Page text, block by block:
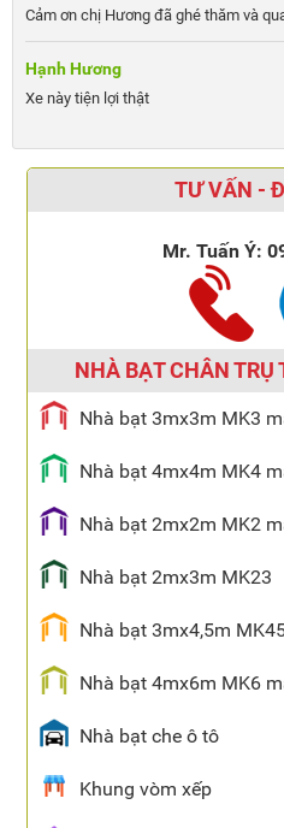
Cảm ơn chị Hương đã ghé thăm và
Hạnh Hương
Xe này tiện lợi thật
TƯ VẤN -
Mr. Tuấn Ý:
NHÀ BẠT CHÂN TRỤ
Nhà bạt 3mx3m MK3
Nhà bạt 4mx4m MK4
Nhà bạt 2mx2m MK2
Nhà bạt 2mx3m MK23
Nhà bạt 3mx4,5m
Nhà bạt 4mx6m MK6
Nhà bạt che ô tô
Khung vòm xếp